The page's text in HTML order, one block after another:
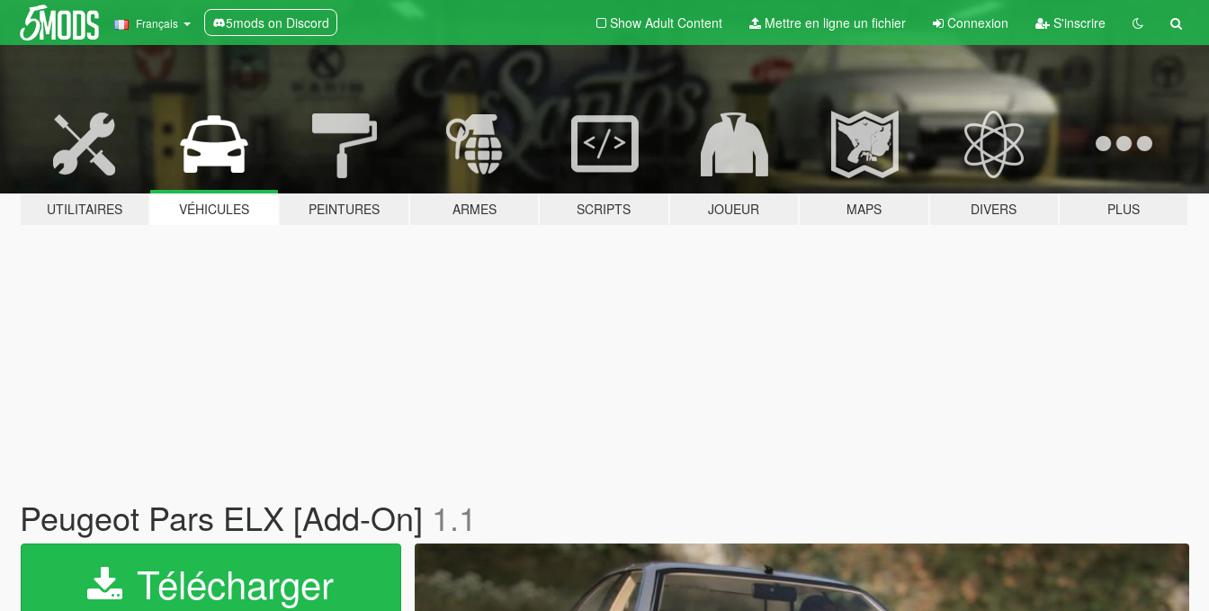
Français 5mods on Discord Show Adult Content Mettre en ligne un fichier Connexion S'inscrire
UTILITAIRES VÉHICULES PEINTURES ARMES SCRIPTS JOUEUR MAPS DIVERS PLUS
Peugeot Pars ELX [Add-On] 1.1
Télécharger